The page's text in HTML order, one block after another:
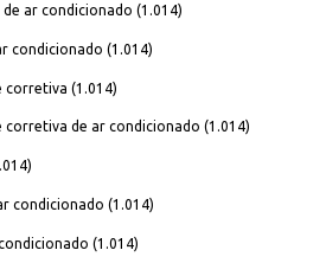
ar condicionado (1.014)
condicionado (1.014)
corretiva (1.014)
corretiva de ar condicionado (1.014)
condicionado (1.014)
(1.014)